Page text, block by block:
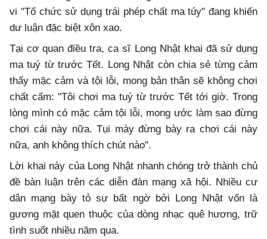
vi "Tổ chức sử dụng trái phép chất ma túy" đang khiến
dư luận đặc biệt xôn xao.
Tại cơ quan điều tra, ca sĩ Long Nhật khai đã sử dụng
ma tuý từ trước Tết. Long Nhật còn chia sẻ từng cảm
thấy mặc cảm và tội lỗi, mong bản thân sẽ không chơi
chất cấm: "Tôi chơi ma tuý từ trước Tết tới giờ. Trong
lòng mình có mặc cảm tội lỗi, mong ước làm sao đừng
chơi cái này nữa. Tụi mày đừng bày ra chơi cái này
nữa, anh không thích chút nào".
Lời khai này của Long Nhật nhanh chóng trở thành chủ
đề bàn luận trên các diễn đàn mạng xã hội. Nhiều cư
dân mạng bày tỏ sự bất ngờ bởi Long Nhật vốn là
gương mặt quen thuộc của dòng nhạc quê hương, trữ
tình suốt nhiều năm qua.